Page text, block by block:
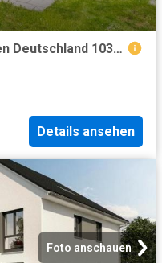
4 Schlafzimmer Haus München Deutschland 103841090
Details ansehen
Foto anschauen